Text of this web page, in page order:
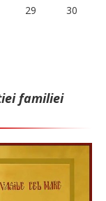
29
30
familiei